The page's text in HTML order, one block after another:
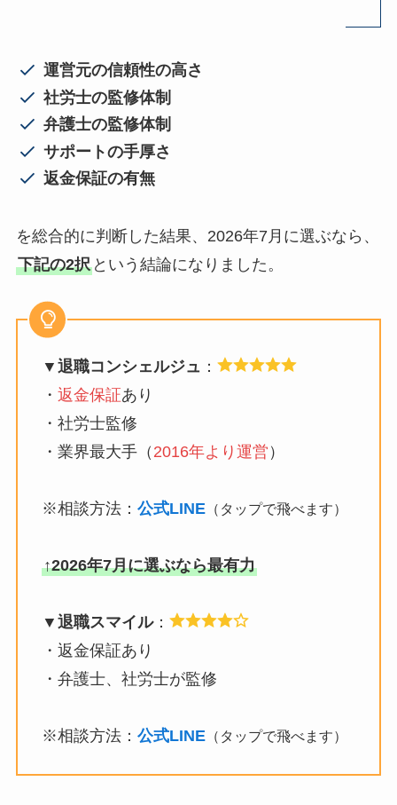
運営元の信頼性の高さ
社労士の監修体制
弁護士の監修体制
サポートの手厚さ
返金保証の有無
を総合的に判断した結果、2026年7月に選ぶなら、
下記の2択という結論になりました。
▼退職コンシェルジュ ：
・ 返金保証あり
・社労士監修
・業界最大手（ 2016年より運営 ）
※相談方法： 公式LINE（タップで飛べます）
↑2026年7月に選ぶなら最有力
▼退職スマイル：
・返金保証あり
・弁護士、社労士が監修
※相談方法： 公式LINE（タップで飛べます）